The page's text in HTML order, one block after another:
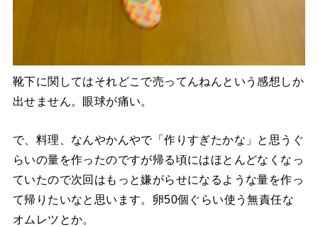
靴下に関してはそれどこで売ってんねんという感想しか
出せません。眼球が痛い。
で、料理、なんやかんやで「作りすぎたかな」と思うぐ
らいの量を作ったのですが帰る頃にはほとんどなくなっ
ていたので次回はもっと嫌がらせになるような量を作っ
て帰りたいなと思います。卵50個ぐらい使う無責任な
オムレツとか。